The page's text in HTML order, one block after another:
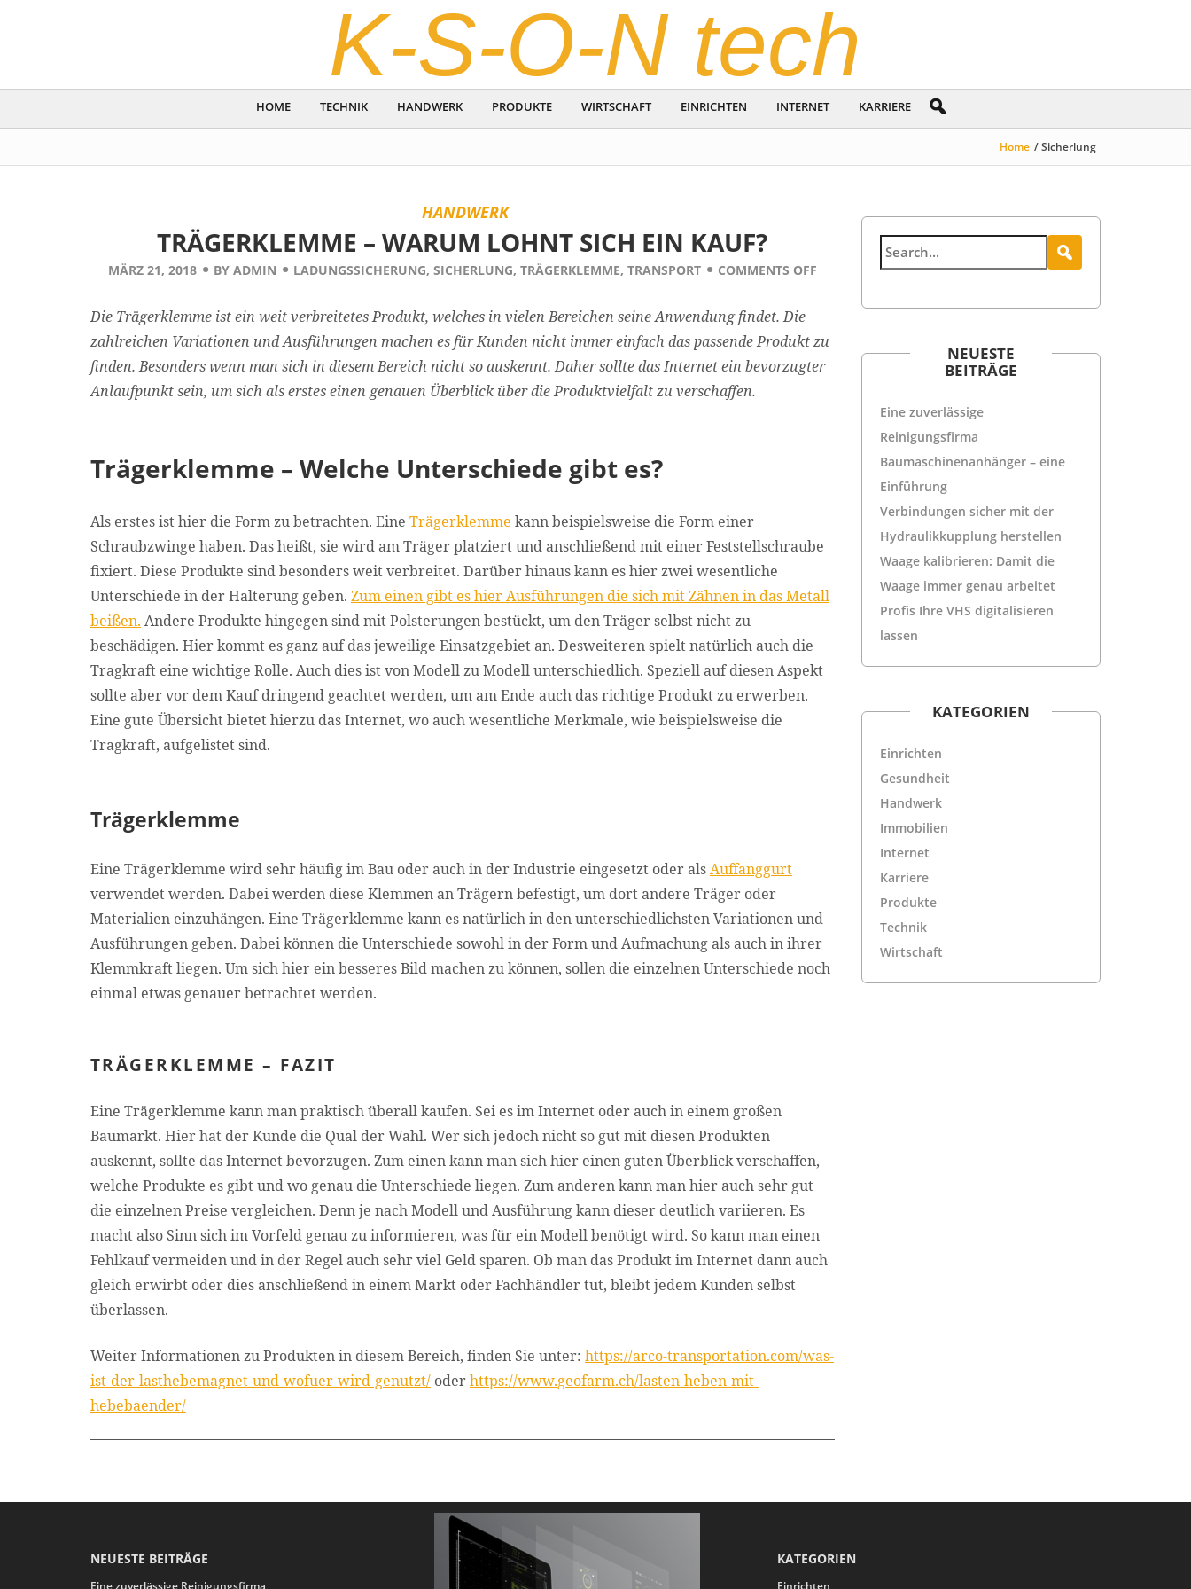
K-S-O-N tech
HOME TECHNIK HANDWERK PRODUKTE WIRTSCHAFT EINRICHTEN INTERNET KARRIERE
Home / Sicherlung
HANDWERK
TRÄGERKLEMME – WARUM LOHNT SICH EIN KAUF?
MÄRZ 21, 2018 BY ADMIN LADUNGSSICHERUNG, SICHERLUNG, TRÄGERKLEMME, TRANSPORT COMMENTS OFF
Die Trägerklemme ist ein weit verbreitetes Produkt, welches in vielen Bereichen seine Anwendung findet. Die
zahlreichen Variationen und Ausführungen machen es für Kunden nicht immer einfach das passende Produkt zu
finden. Besonders wenn man sich in diesem Bereich nicht so auskennt. Daher sollte das Internet ein bevorzugter
Anlaufpunkt sein, um sich als erstes einen genauen Überblick über die Produktvielfalt zu verschaffen.
Trägerklemme – Welche Unterschiede gibt es?
Als erstes ist hier die Form zu betrachten. Eine Trägerklemme kann beispielsweise die Form einer
Schraubzwinge haben. Das heißt, sie wird am Träger platziert und anschließend mit einer Feststellschraube
fixiert. Diese Produkte sind besonders weit verbreitet. Darüber hinaus kann es hier zwei wesentliche
Unterschiede in der Halterung geben. Zum einen gibt es hier Ausführungen die sich mit Zähnen in das Metall
beißen. Andere Produkte hingegen sind mit Polsterungen bestückt, um den Träger selbst nicht zu
beschädigen. Hier kommt es ganz auf das jeweilige Einsatzgebiet an. Desweiteren spielt natürlich auch die
Tragkraft eine wichtige Rolle. Auch dies ist von Modell zu Modell unterschiedlich. Speziell auf diesen Aspekt
sollte aber vor dem Kauf dringend geachtet werden, um am Ende auch das richtige Produkt zu erwerben.
Eine gute Übersicht bietet hierzu das Internet, wo auch wesentliche Merkmale, wie beispielsweise die
Tragkraft, aufgelistet sind.
Trägerklemme
Eine Trägerklemme wird sehr häufig im Bau oder auch in der Industrie eingesetzt oder alsAuffanggurt
verwendet werden. Dabei werden diese Klemmen an Trägern befestigt, um dort andere Träger oder
Materialien einzuhängen. Eine Trägerklemme kann es natürlich in den unterschiedlichsten Variationen und
Ausführungen geben. Dabei können die Unterschiede sowohl in der Form und Aufmachung als auch in ihrer
Klemmkraft liegen. Um sich hier ein besseres Bild machen zu können, sollen die einzelnen Unterschiede noch
einmal etwas genauer betrachtet werden.
TRÄGERKLEMME – FAZIT
Eine Trägerklemme kann man praktisch überall kaufen. Sei es im Internet oder auch in einem großen
Baumarkt. Hier hat der Kunde die Qual der Wahl. Wer sich jedoch nicht so gut mit diesen Produkten
auskennt, sollte das Internet bevorzugen. Zum einen kann man sich hier einen guten Überblick verschaffen,
welche Produkte es gibt und wo genau die Unterschiede liegen. Zum anderen kann man hier auch sehr gut
die einzelnen Preise vergleichen. Denn je nach Modell und Ausführung kann dieser deutlich variieren. Es
macht also Sinn sich im Vorfeld genau zu informieren, was für ein Modell benötigt wird. So kann man einen
Fehlkauf vermeiden und in der Regel auch sehr viel Geld sparen. Ob man das Produkt im Internet dann auch
gleich erwirbt oder dies anschließend in einem Markt oder Fachhändler tut, bleibt jedem Kunden selbst
überlassen.
Weiter Informationen zu Produkten in diesem Bereich, finden Sie unter: https://arco-transportation.com/was-
ist-der-lasthebemagnet-und-wofuer-wird-genutzt/oderhttps://www.geofarm.ch/lasten-heben-mit-
hebebaender/
NEUESTE
BEITRÄGE
Eine zuverlässige
Reinigungsfirma
Baumaschinenanhänger – eine
Einführung
Verbindungen sicher mit der
Hydraulikkupplung herstellen
Waage kalibrieren: Damit die
Waage immer genau arbeitet
Profis Ihre VHS digitalisieren
lassen
KATEGORIEN
Einrichten
Gesundheit
Handwerk
Immobilien
Internet
Karriere
Produkte
Technik
Wirtschaft
NEUESTE BEITRÄGE
Eine zuverlässige Reinigungsfirma
KATEGORIEN
Einrichten